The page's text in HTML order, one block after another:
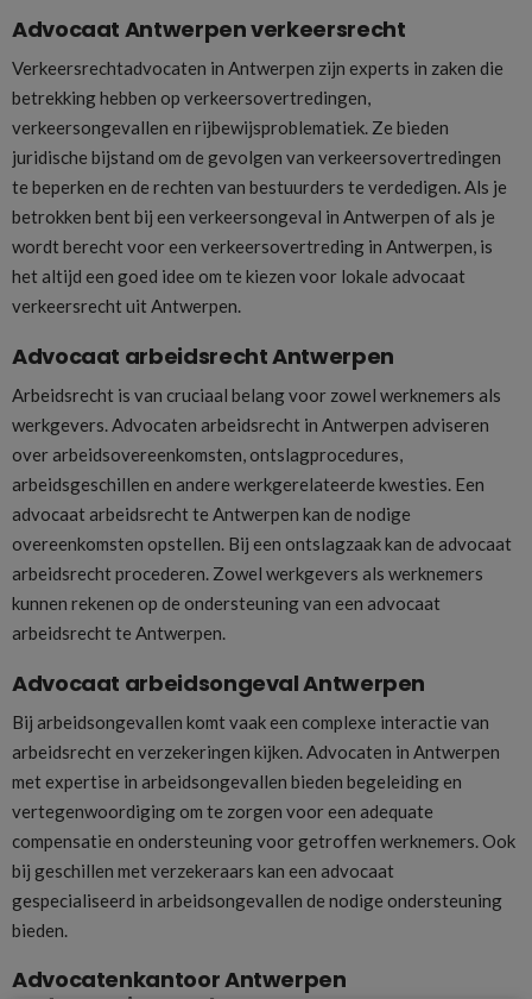
Advocaat Antwerpen verkeersrecht
Verkeersrechtadvocaten in Antwerpen zijn experts in zaken die
betrekking hebben op verkeersovertredingen,
verkeersongevallen en rijbewijsproblematiek. Ze bieden
juridische bijstand om de gevolgen van verkeersovertredingen
te beperken en de rechten van bestuurders te verdedigen. Als je
betrokken bent bij een verkeersongeval in Antwerpen of als je
wordt berecht voor een verkeersovertreding in Antwerpen, is
het altijd een goed idee om te kiezen voor lokale advocaat
verkeersrecht uit Antwerpen.
Advocaat arbeidsrecht Antwerpen
Arbeidsrecht is van cruciaal belang voor zowel werknemers als
werkgevers. Advocaten arbeidsrecht in Antwerpen adviseren
over arbeidsovereenkomsten, ontslagprocedures,
arbeidsgeschillen en andere werkgerelateerde kwesties. Een
advocaat arbeidsrecht te Antwerpen kan de nodige
overeenkomsten opstellen. Bij een ontslagzaak kan de advocaat
arbeidsrecht procederen. Zowel werkgevers als werknemers
kunnen rekenen op de ondersteuning van een advocaat
arbeidsrecht te Antwerpen.
Advocaat arbeidsongeval Antwerpen
Bij arbeidsongevallen komt vaak een complexe interactie van
arbeidsrecht en verzekeringen kijken. Advocaten in Antwerpen
met expertise in arbeidsongevallen bieden begeleiding en
vertegenwoordiging om te zorgen voor een adequate
compensatie en ondersteuning voor getroffen werknemers. Ook
bij geschillen met verzekeraars kan een advocaat
gespecialiseerd in arbeidsongevallen de nodige ondersteuning
bieden.
Advocatenkantoor Antwerpen